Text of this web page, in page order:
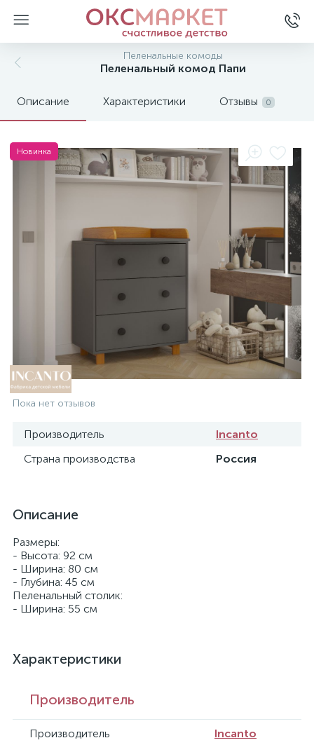
Пеленальные комоды
Пеленальный комод Папи
Описание Характеристики Отзывы 0
Новинка
Пока нет отзывов
Производитель
Incanto
Страна производства
Россия
Описание
Размеры:
- Высота: 92 см
- Ширина: 80 см
- Глубина: 45 см
Пеленальный столик:
- Ширина: 55 см
Характеристики
Производитель
Производитель
Incanto